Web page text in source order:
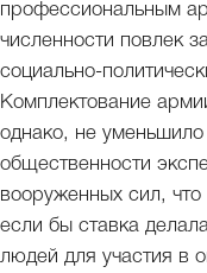
профессиональным
численности повлек
социально-
Комплектование
однако, не уменьшило
общественности
вооруженных сил,
если бы ставка
людей для участия в